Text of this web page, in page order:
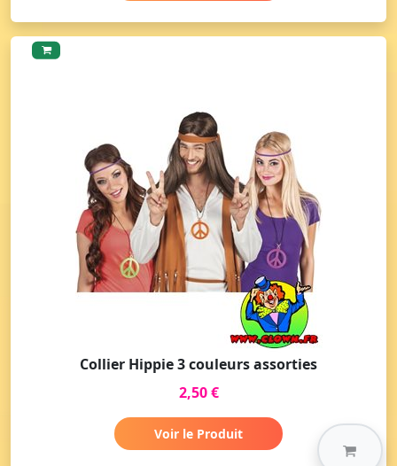
Collier Hippie 3 couleurs assorties
2,50 €
Voir le Produit